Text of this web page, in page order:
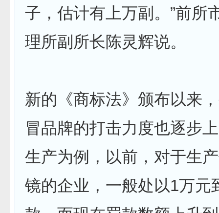
子，估计有上万副。”前所
理所副所长陈灵辉说。
新的《商标法》颁布以来
冒品牌的打击力度也逐步
生产为例，以前，对于生
镜的企业，一般处以1万元